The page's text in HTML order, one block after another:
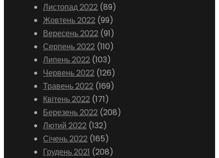
Листопад 2022 (89)
Жовтень 2022 (99)
Вересень 2022 (91)
Серпень 2022 (110)
Липень 2022 (103)
Червень 2022 (126)
Травень 2022 (169)
Квітень 2022 (171)
Березень 2022 (208)
Лютий 2022 (132)
Січень 2022 (165)
Грудень 2021 (208)